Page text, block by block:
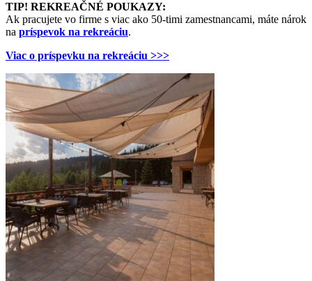
TIP! REKREAČNÉ POUKAZY:
Ak pracujete vo firme s viac ako 50-timi zamestnancami, máte nárok
na príspevok na rekreáciu.
Viac o príspevku na rekreáciu >>>